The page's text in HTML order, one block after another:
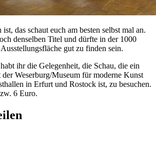
das schaut euch am besten selbst mal an.
denselben Titel und dürfte in der 1000
gut zu finden sein.
ihr die Gelegenheit, die Schau, die ein
Weserburg/Museum für moderne Kunst
in Erfurt und Rostock ist, zu besuchen.
6 Euro.